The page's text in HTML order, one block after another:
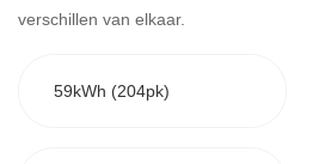
verschillen van elkaar.
59kWh (204pk)